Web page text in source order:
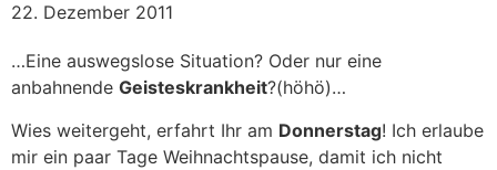
22. Dezember 2011
…Eine auswegslose Situation? Oder nur eine
anbahnende Geisteskrankheit?(höhö)…
Wies weitergeht, erfahrt Ihr am Donnerstag! Ich erlaube
mir ein paar Tage Weihnachtspause, damit ich nicht